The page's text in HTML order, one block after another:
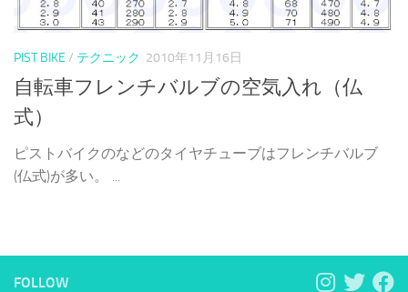
PIST BIKE / テクニック 2010年11月16日
自転車フレンチバルブの空気入れ（仏
式）
ピストバイクのなどのタイヤチューブはフレンチバルブ
(仏式)が多い。 ...
FOLLOW